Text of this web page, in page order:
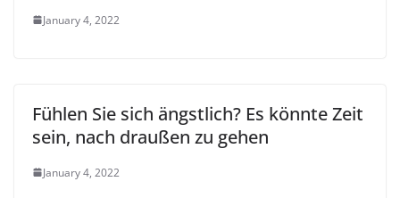
January 4, 2022
Fühlen Sie sich ängstlich? Es könnte Zeit
sein, nach draußen zu gehen
January 4, 2022